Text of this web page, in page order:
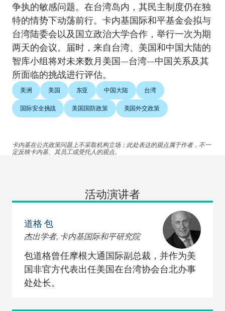
争执的敏感问题。在台湾岛内，其民主制度仍在独
特的情势下动荡前行。卡内基国际和平基金会拟与
台湾陆委会以及国立政治大学合作，举行一次为期
两天的会议。届时，来自台湾、美国和中国大陆的
智库小组将对未来数月美国—台湾—中国关系及其
所面临的挑战进行评估。
美洲 美国 东亚 中国大陆 台湾
国际安全挑战 美国国防政策 美国外交政策
卡内基在公共政策问题上不采取机构立场；此处表达的观点属于作者，不一
定反映卡内基、其员工或受托人的观点。
活动演讲者
道格 包
杰出学者, 卡内基国际和平研究院
包道格曾任摩根大通国际副总裁，并作为美
国非官方代表出任美国在台湾协会台北办事
处处长。